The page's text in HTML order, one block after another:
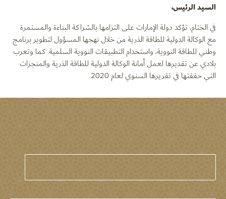
السيد الرئيس،
في الختام، تؤكد دولة الإمارات على التزامها بالشراكة البناءة والمستمرة
مع الوكالة الدولية للطاقة الذرية من خلال نهجها المسؤول لتطوير برنامج
وطني للطاقة النووية، واستخدام التطبيقات النووية السلمية. كما وتعرب
بلادي عن تقديرها لعمل أمانة الوكالة الدولية للطاقة الذرية والمنجزات
التي حققتها في تقريرها السنوي لعام 2020.